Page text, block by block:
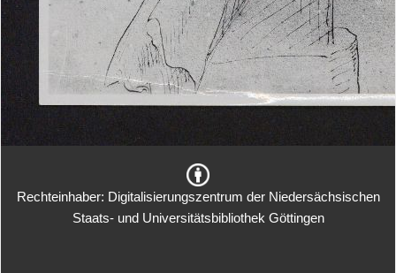
Rechteinhaber: Digitalisierungszentrum der Niedersächsischen
Staats- und Universitätsbibliothek Göttingen